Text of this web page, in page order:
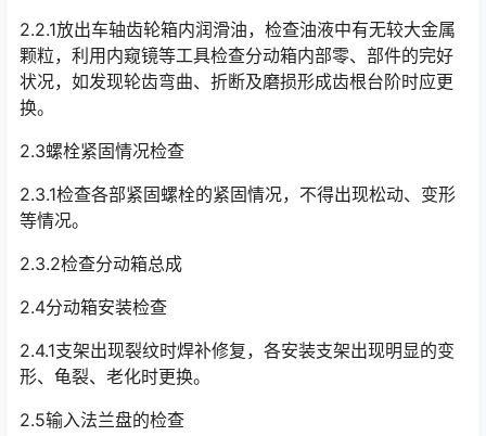
2.2.1放出车轴齿轮箱内润滑油，检查油液中有无较大金属
颗粒，利用内窥镜等工具检查分动箱内部零、部件的完好
状况，如发现轮齿弯曲、折断及磨损形成齿根台阶时应更
换。󠅅󠅃󠄵󠅂󠄪󠇖󠆨󠆨󠇕󠆞󠆒󠅬󠇘󠆭󠆘󠇙󠆝󠅵󠇗󠆭󠆁󠄐󠇗󠅹󠅸󠇖󠆍󠅳󠇖󠅹󠅰󠇖󠆌󠅹
2.3螺栓紧固情况检查
2.3.1检查各部紧固螺栓的紧固情况，不得出现松动、变形
等情况。
2.3.2检查分动箱总成
2.4分动箱安装检查
2.4.1支架出现裂纹时焊补修复，各安装支架出现明显的变
形、龟裂、老化时更换。
2.5输入法兰盘的检查